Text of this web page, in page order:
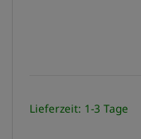
Lieferzeit: 1-3 Tage